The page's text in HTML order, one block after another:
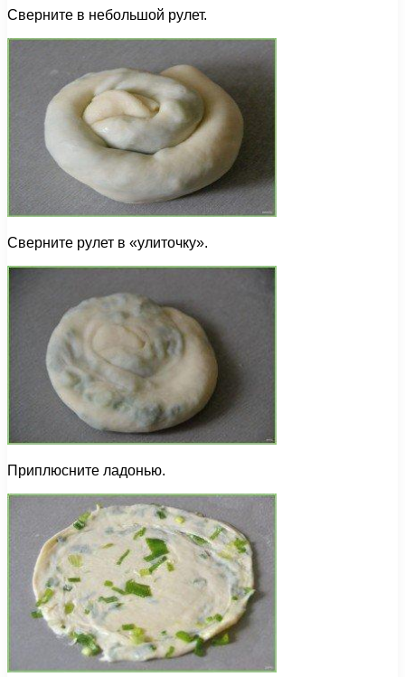
Сверните в небольшой рулет.
Сверните рулет в «улиточку».
Приплюсните ладонью.